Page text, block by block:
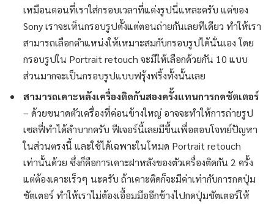
เหมือนตอนที่เราใส่กรอบเวลาที่แต่งรูปนี่แหละครับ แต่ของ
Sony เราจะเห็นกรอบรูปตั้งแต่ตอนถ่ายกันเลยทีเดียว ทำให้เรา
สามารถเลือกตำแหน่งให้เหมาะสมกับกรอบรูปได้นั่นเอง โดย
กรอบรูปใน Portrait retouch จะมีให้เลือกด้วยกัน 10 แบบ
ส่วนมากจะเป็นกรอบรูปแบบฟรุ้งฟริ้งทั้งนั้นเลย
สามารถเคาะหลังเครื่องติดกันสองครั้งแทนการกดชัตเตอร์
– ด้วยขนาดตัวเครื่องที่ค่อนข้างใหญ่ อาจจะทำให้การถ่ายรูป
เซลฟี่ทำได้ลำบากครับ ฟีเจอร์นี้เลยมีขึ้นเพื่อตอบโจทย์ปัญหา
ในส่วนตรงนี้ และใช้ได้เฉพาะในโหมด Portrait retouch
เท่านั้นด้วย ซึ่งก็คือการเคาะฝาหลังของตัวเครื่องติดกัน 2 ครั้ง
แต่ต้องเคาะเร็วๆ นะครับ ถ้าเคาะติดก็จะมีค่าเท่ากับการกดปุ่ม
ชัตเตอร์ ทำให้เราไม่ต้องเอื้อมมืออีกข้างไปกดปุ่มชัตเตอร์ให้